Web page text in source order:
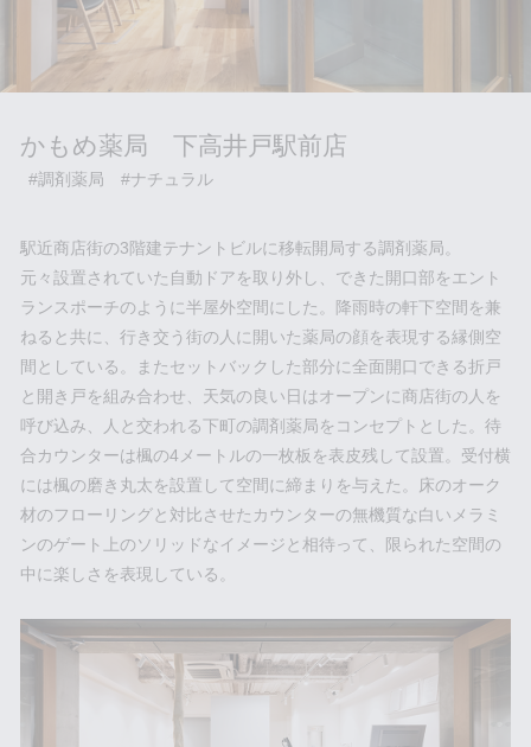
かもめ薬局 下高井戸駅前店
#調剤薬局 #ナチュラル
駅近商店街の3階建テナントビルに移転開局する調剤薬局。
元々設置されていた自動ドアを取り外し、できた開口部をエント
ランスポーチのように半屋外空間にした。降雨時の軒下空間を兼
ねると共に、行き交う街の人に開いた薬局の顔を表現する縁側空
間としている。またセットバックした部分に全面開口できる折戸
と開き戸を組み合わせ、天気の良い日はオープンに商店街の人を
呼び込み、人と交われる下町の調剤薬局をコンセプトとした。待
合カウンターは楓の4メートルの一枚板を表皮残して設置。受付横
には楓の磨き丸太を設置して空間に締まりを与えた。床のオーク
材のフローリングと対比させたカウンターの無機質な白いメラミ
ンのゲート上のソリッドなイメージと相待って、限られた空間の
中に楽しさを表現している。